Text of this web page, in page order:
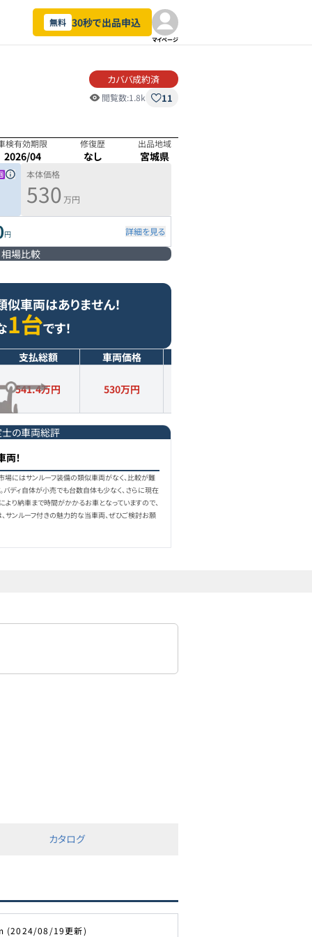
無料 30秒で出品申込
マイページ
カババ成約済
閲覧数:1.8k 11
検有効期限
2026/04
修復歴
なし
出品地域
宮城県
本体価格
530 万円
円 詳細を見る
相場比較
車両はありません！
1台です！
支払総額 車両価格
541.4万円 530万円
の車両総評
！
にはサンルーフ装備の類似車両がなく、比較が難
バディ自体が小売でも台数自体も少なく、さらに現在
り納車まで時間がかかるお車となっていますので、
サンルーフ付きの魅力的な当車両、ぜひご検討お願
カタログ
(2024/08/19更新)